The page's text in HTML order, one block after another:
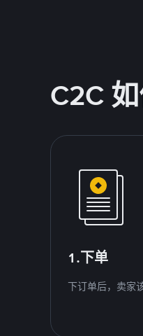
C2C
1.下单
下订单后，卖家